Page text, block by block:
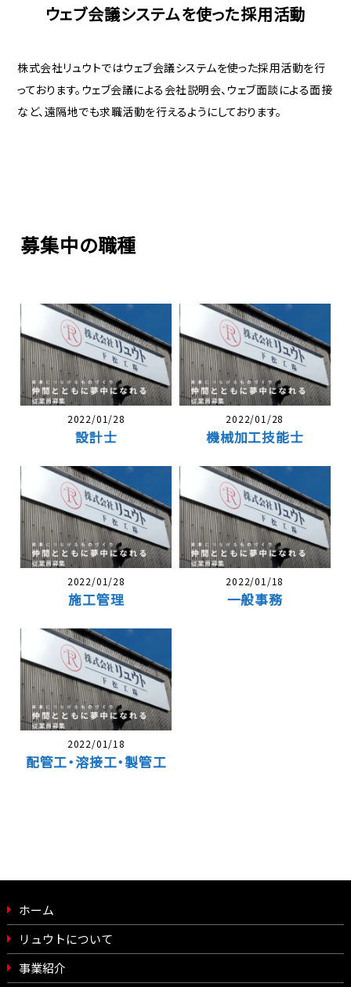
ウェブ会議システムを使った採用活動
株式会社リュウトではウェブ会議システムを使った採用活動を行
っております。ウェブ会議による会社説明会、ウェブ面談による面接
など、遠隔地でも求職活動を行えるようにしております。
募集中の職種
2022/01/28
設計士
2022/01/28
機械加工技能士
2022/01/28
施工管理
2022/01/18
一般事務
2022/01/18
配管工・溶接工・製管工
ホーム
リュウトについて
事業紹介